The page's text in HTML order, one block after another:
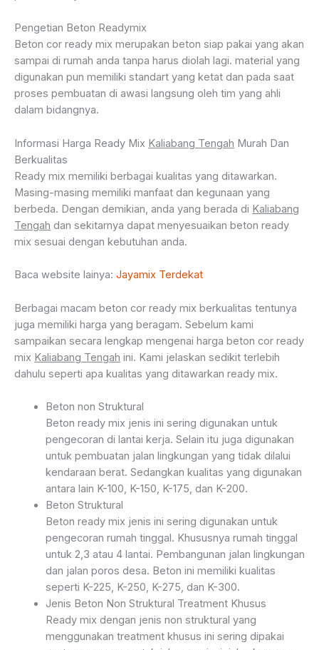
Pengetian Beton Readymix
Beton cor ready mix merupakan beton siap pakai yang akan
sampai di rumah anda tanpa harus diolah lagi. material yang
digunakan pun memiliki standart yang ketat dan pada saat
proses pembuatan di awasi langsung oleh tim yang ahli
dalam bidangnya.
Informasi Harga Ready Mix Kaliabang Tengah Murah Dan
Berkualitas
Ready mix memiliki berbagai kualitas yang ditawarkan.
Masing-masing memiliki manfaat dan kegunaan yang
berbeda. Dengan demikian, anda yang berada di Kaliabang
Tengah dan sekitarnya dapat menyesuaikan beton ready
mix sesuai dengan kebutuhan anda.
Baca website lainya: Jayamix Terdekat
Berbagai macam beton cor ready mix berkualitas tentunya
juga memiliki harga yang beragam. Sebelum kami
sampaikan secara lengkap mengenai harga beton cor ready
mix Kaliabang Tengah ini. Kami jelaskan sedikit terlebih
dahulu seperti apa kualitas yang ditawarkan ready mix.
Beton non Struktural
Beton ready mix jenis ini sering digunakan untuk
pengecoran di lantai kerja. Selain itu juga digunakan
untuk pembuatan jalan lingkungan yang tidak dilalui
kendaraan berat. Sedangkan kualitas yang digunakan
antara lain K-100, K-150, K-175, dan K-200.
Beton Struktural
Beton ready mix jenis ini sering digunakan untuk
pengecoran rumah tinggal. Khususnya rumah tinggal
untuk 2,3 atau 4 lantai. Pembangunan jalan lingkungan
dan jalan poros desa. Beton ini memiliki kualitas
seperti K-225, K-250, K-275, dan K-300.
Jenis Beton Non Struktural Treatment Khusus
Ready mix dengan jenis non struktural yang
menggunakan treatment khusus ini sering dipakai